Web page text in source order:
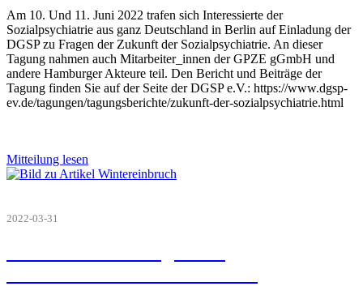
Am 10. Und 11. Juni 2022 trafen sich Interessierte der
Sozialpsychiatrie aus ganz Deutschland in Berlin auf Einladung der
DGSP zu Fragen der Zukunft der Sozialpsychiatrie. An dieser
Tagung nahmen auch Mitarbeiter_innen der GPZE gGmbH und
andere Hamburger Akteure teil. Den Bericht und Beiträge der
Tagung finden Sie auf der Seite der DGSP e.V.: https://www.dgsp-
ev.de/tagungen/tagungsberichte/zukunft-der-sozialpsychiatrie.html
Mitteilung lesen
2022-03-31